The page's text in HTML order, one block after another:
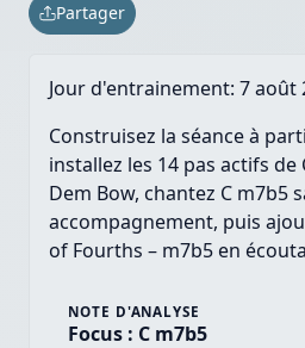
Partager
Jour d'entrainement: 7 août
Construisez la séance à
installez les 14 pas actifs
Dem Bow, chantez C m7b5
accompagnement, puis
of Fourths – m7b5 en
NOTE D'ANALYSE
Focus : C m7b5